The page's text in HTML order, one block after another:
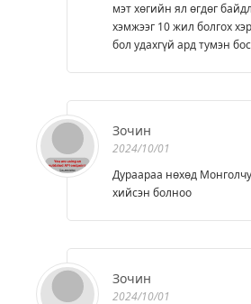
мэт хөгийн ял өгдөг
хэмжээг 10 жил болгох
бол удахгүй ард тумэн
Зочин
2024/10/01
Дураараа нөхөд
хийсэн болноо
Зочин
2024/10/01